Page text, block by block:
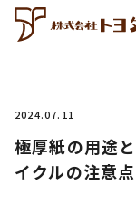
2024.07.11
極厚紙の用途
イクルの注意